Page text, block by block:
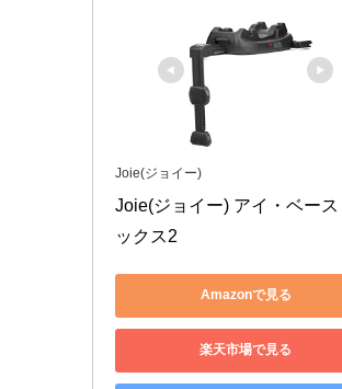
Joie(ジョイー)
Joie(ジョイー) アイ・ベース
ックス2
Amazonで見る
楽天市場で見る